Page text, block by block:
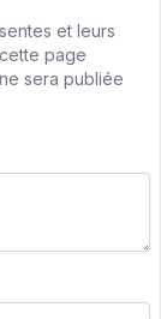
et leurs
page
sera publiée